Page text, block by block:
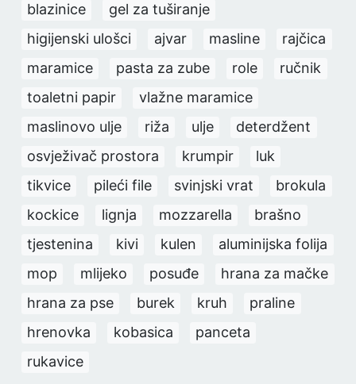
blazinice
gel za tuširanje
higijenski ulošci
ajvar masline
rajčica
maramice
pasta za zube role
ručnik
toaletni papir
vlažne maramice
maslinovo ulje
riža ulje
deterdžent
osvježivač prostora
krumpir
luk
tikvice
pileći file svinjski vrat
brokula
kockice
lignja mozzarella
brašno
tjestenina
kivi kulen
aluminijska folija
mop
mlijeko posuđe
hrana za mačke
hrana za pse
burek kruh
praline
hrenovka
kobasica
panceta
rukavice